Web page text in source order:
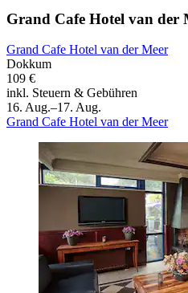
Grand Cafe Hotel van der
Grand Cafe Hotel van der Meer
Dokkum
109 €
inkl. Steuern & Gebühren
16. Aug.–17. Aug.
Grand Cafe Hotel van der Meer